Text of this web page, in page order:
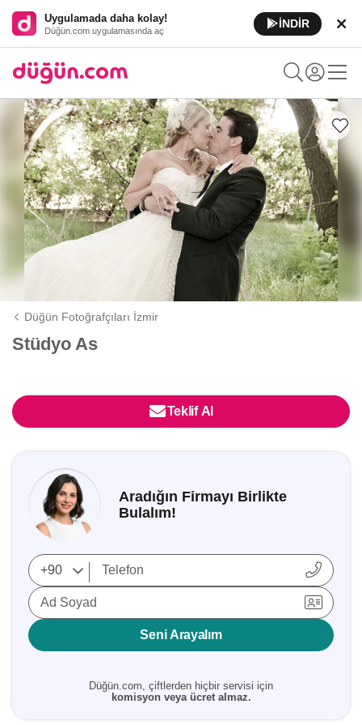
Uygulamada daha kolay!
Düğün.com uygulamasında aç
İNDİR
Düğün Fotoğrafçıları İzmir
Stüdyo As
Teklif Al
Aradığın Firmayı Birlikte
Bulalım!
Ad Soyad
Seni Arayalım
Düğün.com, çiftlerden hiçbir servisi için
komisyon veya ücret almaz.